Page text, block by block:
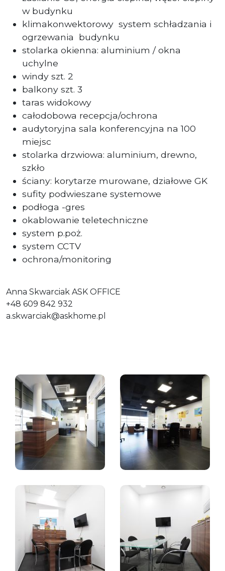
w budynku
klimakonwektorowy system schładzania i
ogrzewania budynku
stolarka okienna: aluminium / okna
uchylne
windy szt. 2
balkony szt. 3
taras widokowy
całodobowa recepcja/ochrona
audytoryjna sala konferencyjna na 100
miejsc
stolarka drzwiowa: aluminium, drewno,
szkło
ściany: korytarze murowane, działowe GK
sufity podwieszane systemowe
podłoga -gres
okablowanie teletechniczne
system p.poż.
system CCTV
ochrona/monitoring
Anna Skwarciak ASK OFFICE
+48 609 842 932
a.skwarciak@askhome.pl